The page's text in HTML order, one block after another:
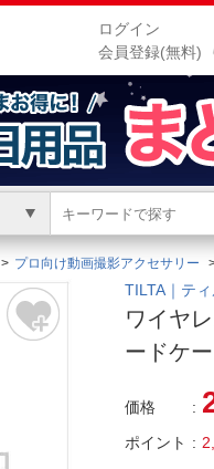
ログイン
会員登録(無料)
プロ向け動画撮影アクセサリー
TILTA｜ティ
ワイヤ
ードケ
価格
ポイント